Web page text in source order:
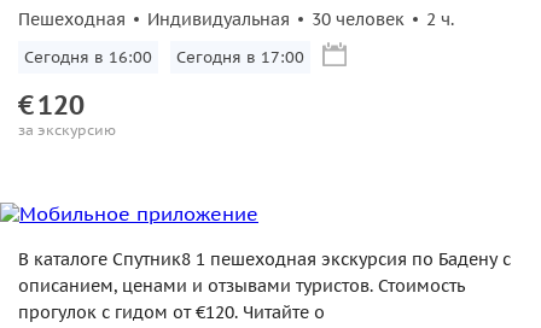
Пешеходная Индивидуальная 30 человек 2 ч.
Сегодня в 16:00 Сегодня в 17:00
€120
за экскурсию
В каталоге Спутник8 1 пешеходная экскурсия по Бадену с
описанием, ценами и отзывами туристов. Стоимость
прогулок с гидом от €120. Читайте о